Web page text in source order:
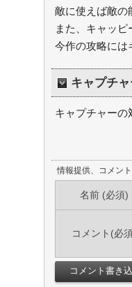
敵に使えば敵の
また、キャッピ
今作の攻略には
キャプチ
キャプチャーの
情報提供、コメント
名前 (必須)
コメント(必